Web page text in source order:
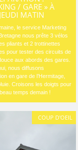
/ GARE » À
MATIN
le service Marketing
nous prête 3 vélos
pliants et 2 trottinettes
pour tester des circuits de
aux abords des gares.
nous diffusons
en gare de l’Hermitage,
Croisons les doigts pour
temps demain !
COUP D'OEIL